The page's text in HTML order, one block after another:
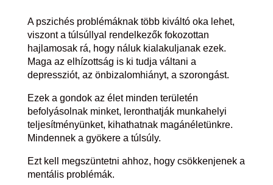
A pszichés problémáknak több kiváltó oka lehet,
viszont a túlsúllyal rendelkezők fokozottan
hajlamosak rá, hogy náluk kialakuljanak ezek.
Maga az elhízottság is ki tudja váltani a
depressziót, az önbizalomhiányt, a szorongást.
Ezek a gondok az élet minden területén
befolyásolnak minket, leronthatják munkahelyi
teljesítményünket, kihathatnak magánéletünkre.
Mindennek a gyökere a túlsúly.
Ezt kell megszüntetni ahhoz, hogy csökkenjenek a
mentális problémák.